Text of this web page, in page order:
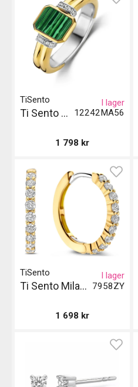
12242MA56
TiSento
Ti Sento Milano Ring - Malakit
I lager
1 798 kr
7958ZY
TiSento
Ti Sento Milano Örhängen - Guld
I lager
1 698 kr